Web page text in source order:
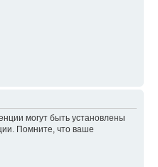
могут быть установлены
Помните, что ваше